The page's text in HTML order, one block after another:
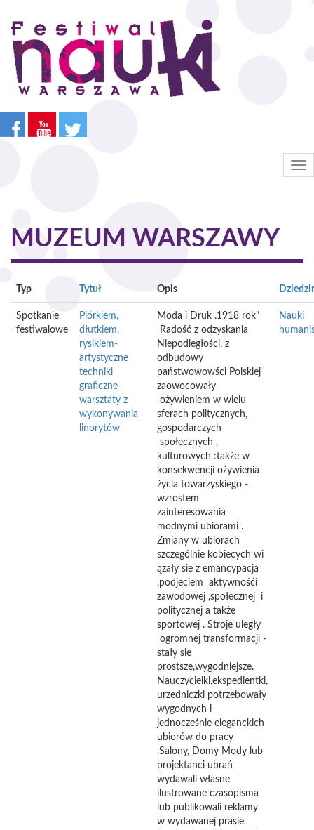
Przejdź
treści
MUZEUM WARSZAWY
Typ Tytuł Opis
Spotkanie
festiwalowe
Piórkiem,
dłutkiem,
rysikiem-
artystyczne
techniki
graficzne-
warsztaty z
wykonywania
linorytów
Moda i Druk .1918 rok"
Radość z odzyskania
Niepodległości, z
odbudowy
państwowowści Polskiej
zaowocowały
ożywieniem w wielu
sferach politycznych,
gospodarczych
społecznych ,
kulturowych :także w
konsekwencji ożywienia
życia towarzyskiego -
wzrostem
zainteresowania
modnymi ubiorami .
Zmiany w ubiorach
szczególnie kobiecych wi
ązały sie z emancypacja
,podjeciem aktywnośći
zawodowej ,społecznej i
politycznej a także
sportowej . Stroje uległy
ogromnej transformacji -
stały sie
prostsze,wygodniejsze.
Nauczycielki,ekspedientki,
urzedniczki potrzebowały
wygodnych i
jednocześnie eleganckich
ubiorów do pracy
.Salony, Domy Mody lub
projektanci ubrań
wydawali własne
ilustrowane czasopisma
lub publikowali reklamy
w wydawanej prasie
Nauki